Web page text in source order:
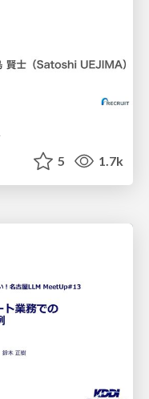
5 1.7k